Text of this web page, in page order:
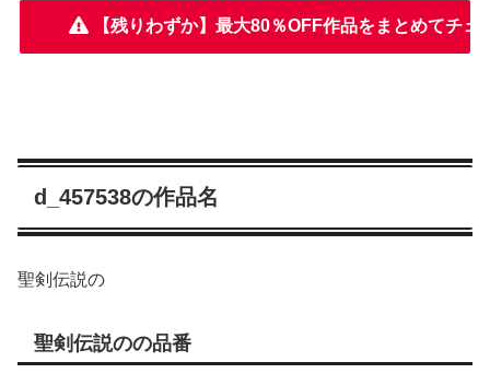
【残りわずか】最大80％OFF作品をまとめてチェ
d_457538の作品名
聖剣伝説の
聖剣伝説のの品番